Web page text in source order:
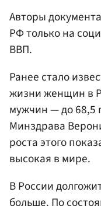
Авторы
РФ только на
ВВП.
Ранее стало
жизни женщин в
мужчин — до 68,5
Минздрава
роста этого
высокая в мире.
В России
больше. По